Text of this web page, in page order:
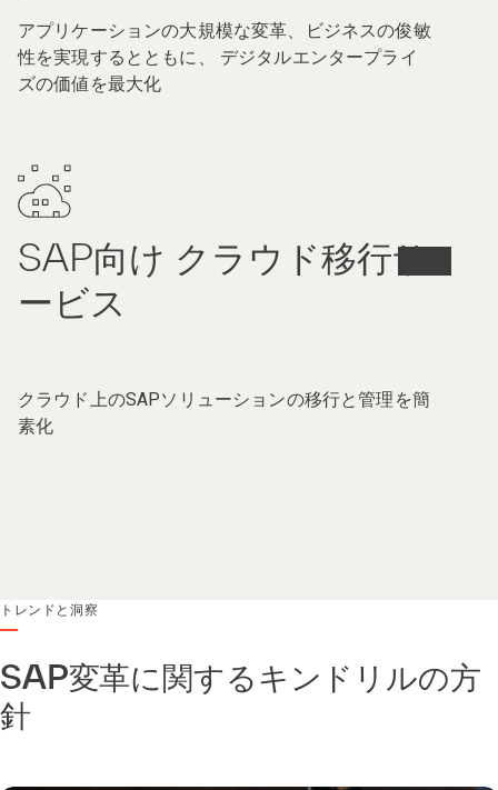
アプリケーションの大規模な変革、ビジネスの俊敏
性を実現するとともに、 デジタルエンタープライ
ズの価値を最大化
SAP向け クラウド移行サ
ービス
クラウド上のSAPソリューションの移行と管理を簡
素化
トレンドと洞察
SAP変革に関するキンドリルの方
針